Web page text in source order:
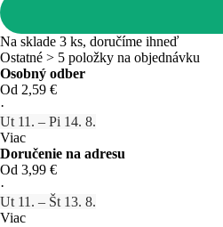
Na sklade 3 ks, doručíme ihneď
Ostatné > 5 položky na objednávku
Osobný odber
Od 2,59 €
·
Ut 11. – Pi 14. 8.
Viac
Doručenie na adresu
Od 3,99 €
·
Ut 11. – Št 13. 8.
Viac